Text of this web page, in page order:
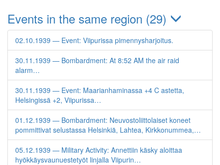
Events in the same region (29)
02.10.1939 — Event: Viipurissa pimennysharjoitus.
30.11.1939 — Bombardment: At 8:52 AM the air raid
alarm…
30.11.1939 — Event: Maarianhaminassa +4 C astetta,
Helsingissä +2, Viipurissa…
01.12.1939 — Bombardment: Neuvostoliittolaiset koneet
pommittivat selustassa Helsinkiä, Lahtea, Kirkkonummea,…
05.12.1939 — Military Activity: Annettiin käsky aloittaa
hyökkäysvaunuestetyöt linjalla Viipurin…